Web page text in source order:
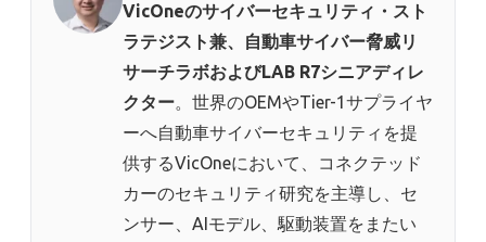
VicOneのサイバーセキュリティ・スト
ラテジスト兼、自動車サイバー脅威リ
サーチラボおよびLAB R7シニアディレ
クター。世界のOEMやTier-1サプライヤ
ーへ自動車サイバーセキュリティを提
供するVicOneにおいて、コネクテッド
カーのセキュリティ研究を主導し、セ
ンサー、AIモデル、駆動装置をまたい